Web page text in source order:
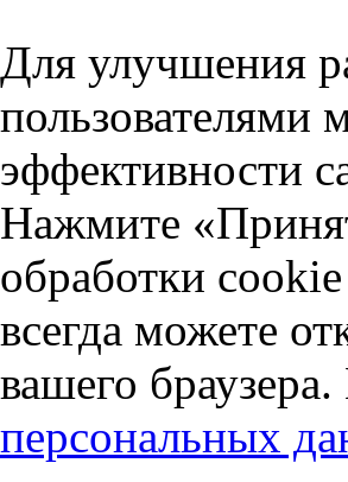
Для улучшения
эффективности
Нажмите
обработки
всегда можете
вашего
персональных